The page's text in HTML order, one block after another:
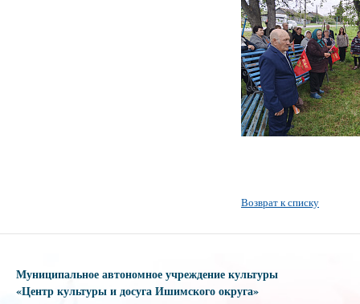
Возврат к списку
Муниципальное автономное учреждение культуры
«Центр культуры и досуга Ишимского округа»